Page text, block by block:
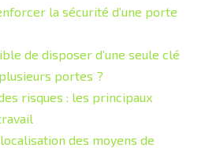
la sécurité d’une porte
de disposer d’une seule clé
portes ?
risques : les principaux
des moyens de